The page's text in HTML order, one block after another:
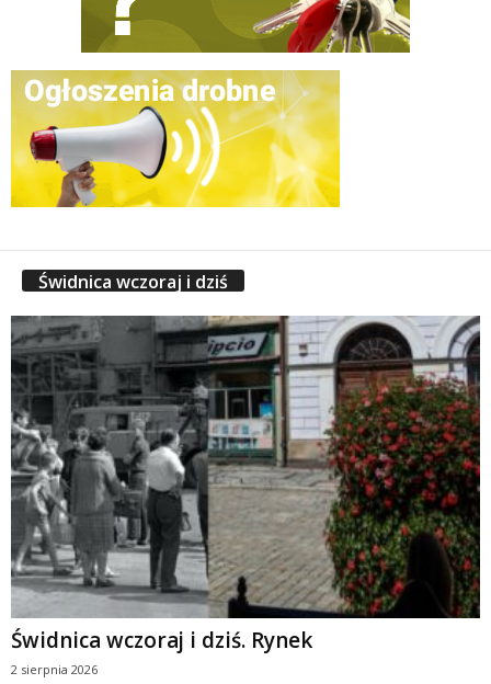
Świdnica wczoraj i dziś
Świdnica wczoraj i dziś. Rynek
2 sierpnia 2026